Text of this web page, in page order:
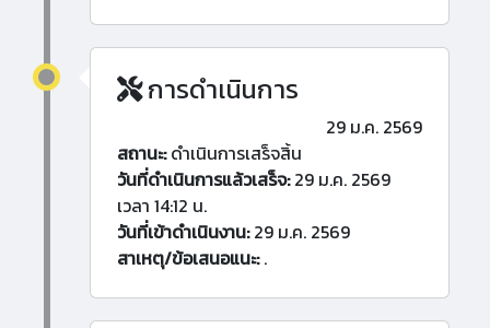
การดำเนินการ
29 ม.ค. 2569
สถานะ:ดำเนินการเสร็จสิ้น
วันที่ดำเนินการแล้วเสร็จ:29 ม.ค. 2569
เวลา 14:12 น.
วันที่เข้าดำเนินงาน:29 ม.ค. 2569
สาเหตุ/ข้อเสนอแนะ:.